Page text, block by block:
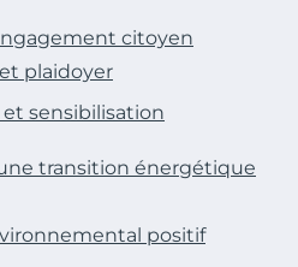
citoyen
plaidoyer
sensibilisation
transition énergétique
positif